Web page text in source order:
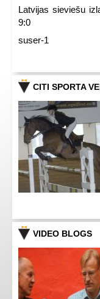
Latvijas sieviešu
9:0
suser-1
CITI SPORTA
VIDEO BLOGS